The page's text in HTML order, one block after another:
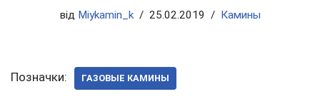
від Miykamin_k 25.02.2019 Камины
Позначки: ГАЗОВЫЕ КАМИНЫ